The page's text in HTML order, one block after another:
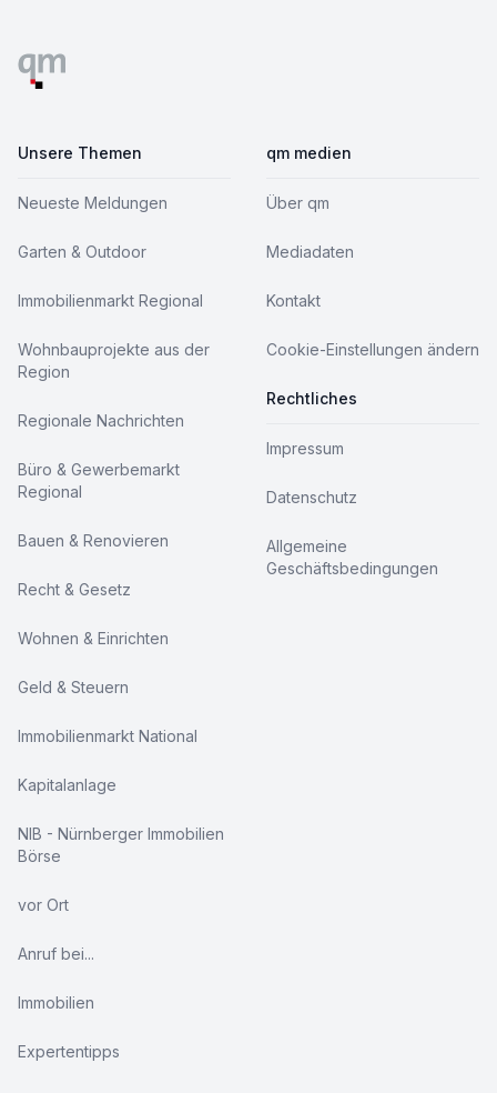
Unsere Themen
Neueste Meldungen
Garten & Outdoor
Immobilienmarkt Regional
Wohnbauprojekte aus der
Region
Regionale Nachrichten
Büro & Gewerbemarkt
Regional
Bauen & Renovieren
Recht & Gesetz
Wohnen & Einrichten
Geld & Steuern
Immobilienmarkt National
Kapitalanlage
NIB - Nürnberger Immobilien
Börse
vor Ort
Anruf bei...
Immobilien
Expertentipps
qm medien
Über qm
Mediadaten
Kontakt
Cookie-Einstellungen ändern
Rechtliches
Impressum
Datenschutz
Allgemeine
Geschäftsbedingungen